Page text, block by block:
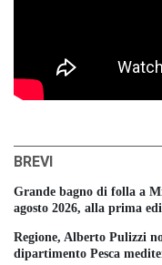
BREVI
Grande bagno di folla a
agosto 2026, alla prima
Regione, Alberto Pulizzi
dipartimento Pesca